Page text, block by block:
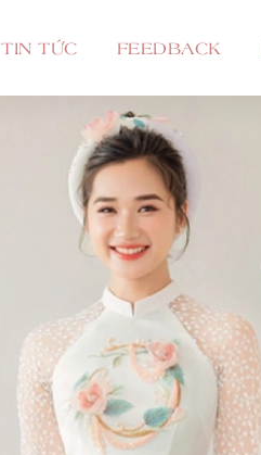
TIN TỨC FEEDBACK